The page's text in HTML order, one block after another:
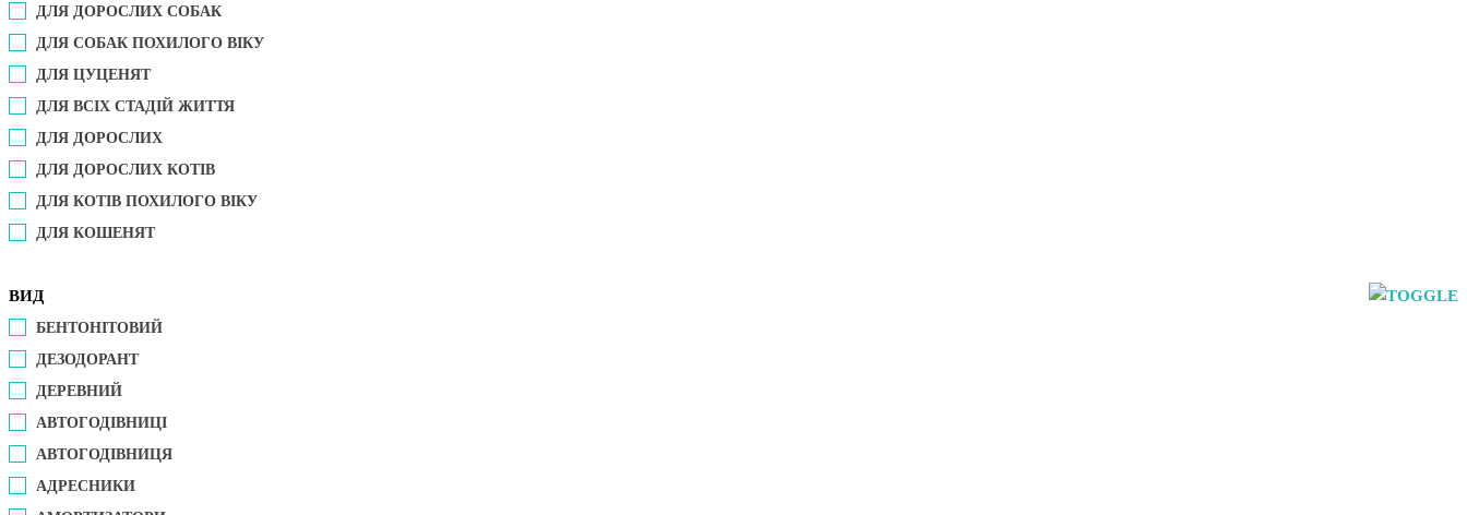
ДЛЯ ДОРОСЛИХ СОБАК
ДЛЯ СОБАК ПОХИЛОГО ВІКУ
ДЛЯ ЦУЦЕНЯТ
ДЛЯ ВСІХ СТАДІЙ ЖИТТЯ
ДЛЯ ДОРОСЛИХ
ДЛЯ ДОРОСЛИХ КОТІВ
ДЛЯ КОТІВ ПОХИЛОГО ВІКУ
ДЛЯ КОШЕНЯТ
ВИД
БЕНТОНІТОВИЙ
ДЕЗОДОРАНТ
ДЕРЕВНИЙ
АВТОГОДІВНИЦІ
АВТОГОДІВНИЦЯ
АДРЕСНИКИ